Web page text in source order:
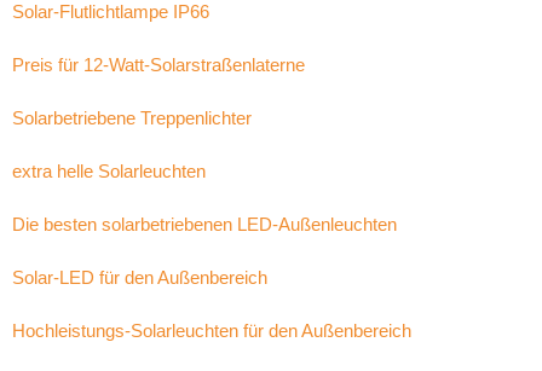
Solar-Flutlichtlampe IP66
Preis für 12-Watt-Solarstraßenlaterne
Solarbetriebene Treppenlichter
extra helle Solarleuchten
Die besten solarbetriebenen LED-Außenleuchten
Solar-LED für den Außenbereich
Hochleistungs-Solarleuchten für den Außenbereich